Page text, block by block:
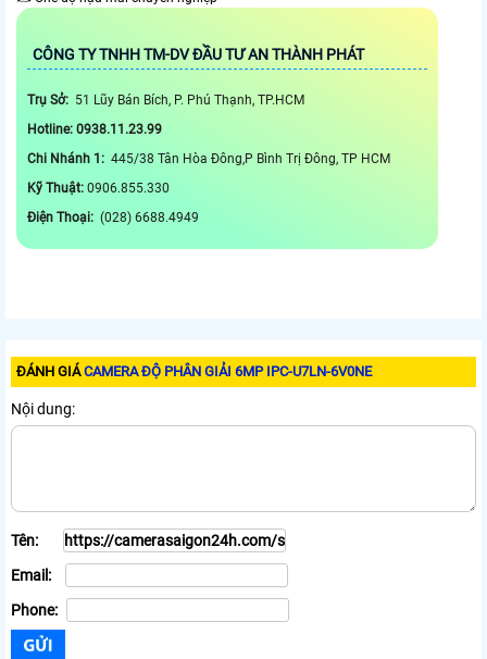
CÔNG TY TNHH TM-DV ĐẦU TƯ AN THÀNH PHÁT
Trụ Sở: 51 Lũy Bán Bích, P. Phú Thạnh, TP.HCM
Hotline: 0938.11.23.99
Chi Nhánh 1: 445/38 Tân Hòa Đông,P Bình Trị Đông, TP HCM
Kỹ Thuật: 0906.855.330
Điện Thoại: (028) 6688.4949
ĐÁNH GIÁCAMERA ĐỘ PHÂN GIẢI 6MP IPC-U7LN-6V0NE
Nội dung:
Tên:
Email:
Phone: